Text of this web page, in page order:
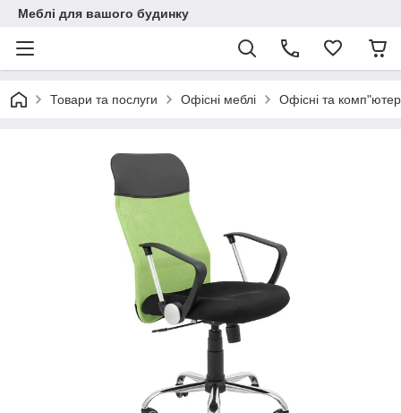
Меблі для вашого будинку
Товари та послуги Офісні меблі Офісні та